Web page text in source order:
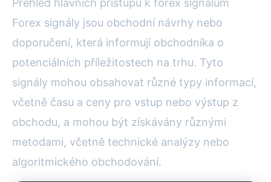
Přehled hlavních přístupů k forex signálům
Forex signály jsou obchodní návrhy nebo
doporučení, která informují obchodníka o
potenciálních příležitostech na trhu. Tyto
signály mohou obsahovat různé typy informací,
včetně času a ceny pro vstup nebo výstup z
obchodu, a mohou být získávány různými
metodami, včetně technické analýzy nebo
algoritmického obchodování.